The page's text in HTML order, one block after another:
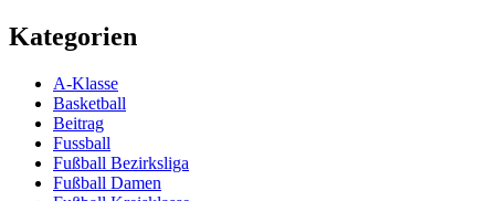
Kategorien
A-Klasse
Basketball
Beitrag
Fussball
Fußball Bezirksliga
Fußball Damen